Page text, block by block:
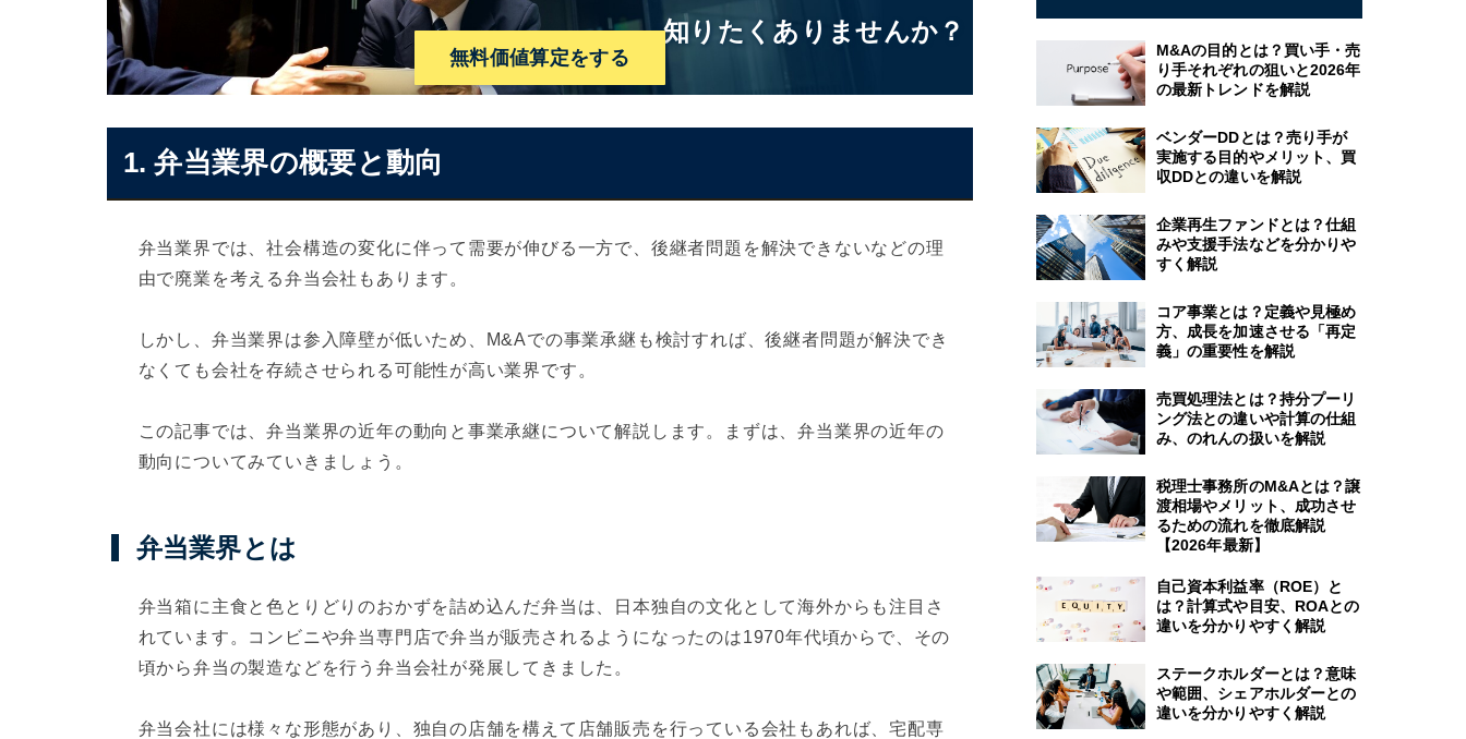
知りたくありませんか？
無料価値算定をする
1. 弁当業界の概要と動向
弁当業界では、社会構造の変化に伴って需要が伸びる一方で、後継者問題を解決できないなどの理
由で廃業を考える弁当会社もあります。
しかし、弁当業界は参入障壁が低いため、M&Aでの事業承継も検討すれば、後継者問題が解決でき
なくても会社を存続させられる可能性が高い業界です。
この記事では、弁当業界の近年の動向と事業承継について解説します。まずは、弁当業界の近年の
動向についてみていきましょう。
弁当業界とは
弁当箱に主食と色とりどりのおかずを詰め込んだ弁当は、日本独自の文化として海外からも注目さ
れています。コンビニや弁当専門店で弁当が販売されるようになったのは1970年代頃からで、その
頃から弁当の製造などを行う弁当会社が発展してきました。
弁当会社には様々な形態があり、独自の店舗を構えて店舗販売を行っている会社もあれば、宅配専
M&Aの目的とは？買い手・売
り手それぞれの狙いと2026年
の最新トレンドを解説
ベンダーDDとは？売り手が
実施する目的やメリット、買
収DDとの違いを解説
企業再生ファンドとは？仕組
みや支援手法などを分かりや
すく解説
コア事業とは？定義や見極め
方、成長を加速させる「再定
義」の重要性を解説
売買処理法とは？持分プーリ
ング法との違いや計算の仕組
み、のれんの扱いを解説
税理士事務所のM&Aとは？譲
渡相場やメリット、成功させ
るための流れを徹底解説
【2026年最新】
自己資本利益率（ROE）と
は？計算式や目安、ROAとの
違いを分かりやすく解説
ステークホルダーとは？意味
や範囲、シェアホルダーとの
違いを分かりやすく解説